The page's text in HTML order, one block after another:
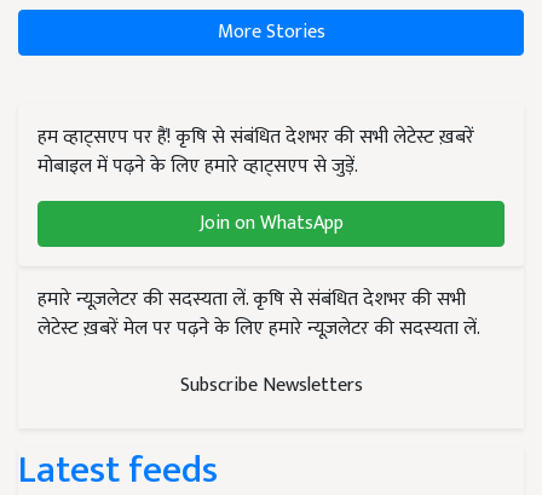
More Stories
हम व्हाट्सएप पर हैं! कृषि से संबंधित देशभर की सभी लेटेस्ट ख़बरें
मोबाइल में पढ़ने के लिए हमारे व्हाट्सएप से जुड़ें.
Join on WhatsApp
हमारे न्यूज़लेटर की सदस्यता लें. कृषि से संबंधित देशभर की सभी
लेटेस्ट ख़बरें मेल पर पढ़ने के लिए हमारे न्यूज़लेटर की सदस्यता लें.
Subscribe Newsletters
Latest feeds